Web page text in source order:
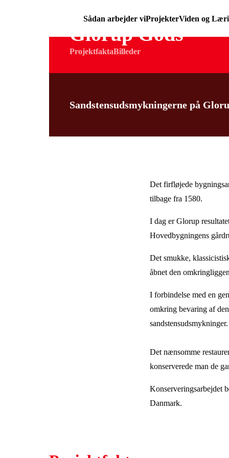
Sådan arbejder viProjekterViden og
Glorup Gods
ProjektfaktaBilleder
Sandstensudsmykningerne på
Det firfløjede
tilbage fra 1580.
I dag er Glorup
Hovedbygningens
Det smukke,
åbnet den
I forbindelse med en
omkring bevaring af
sandstensudsmykninger.
Det nænsomme
konserverede man de
Konserveringsarbejdet
Danmark.